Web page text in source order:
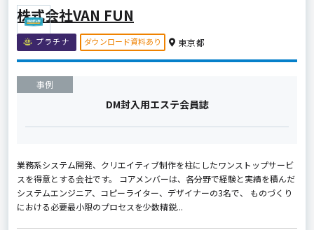
株式会社VAN FUN
プラチナ ダウンロード資料あり 東京都
事例
DM封入用エステ会員誌
業務系システム開発、クリエイティブ制作を柱にしたワンストップサービ
スを得意とする会社です。 コアメンバーは、各分野で経験と実績を積んだ
システムエンジニア、コピーライター、デザイナーの3名で、 ものづくり
における必要最小限のプロセスを少数精鋭...